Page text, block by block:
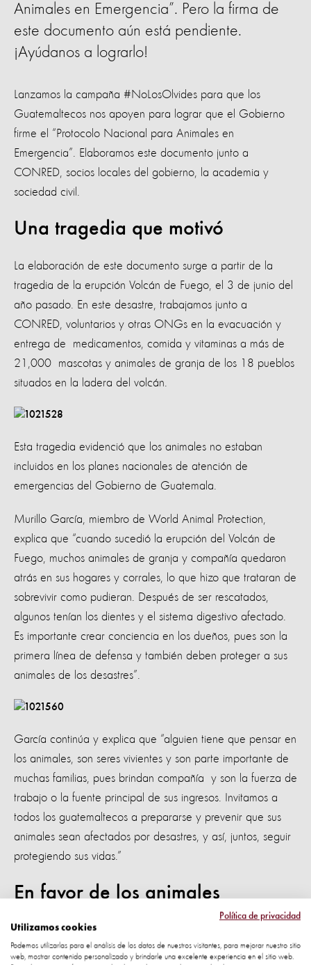
Animales en Emergencia”. Pero la firma de
este documento aún está pendiente.
¡Ayúdanos a lograrlo!
Lanzamos la campaña #NoLosOlvides para que los
Guatemaltecos nos apoyen para lograr que el Gobierno
firme el “Protocolo Nacional para Animales en
Emergencia”. Elaboramos este documento junto a
CONRED, socios locales del gobierno, la academia y
sociedad civil.
Una tragedia que motivó
La elaboración de este documento surge a partir de la
tragedia de la erupción Volcán de Fuego, el 3 de junio del
año pasado. En este desastre, trabajamos junto a
CONRED, voluntarios y otras ONGs en la evacuación y
entrega de medicamentos, comida y vitaminas a más de
21,000 mascotas y animales de granja de los 18 pueblos
situados en la ladera del volcán.
Esta tragedia evidenció que los animales no estaban
incluidos en los planes nacionales de atención de
emergencias del Gobierno de Guatemala.
Murillo García, miembro de World Animal Protection,
explica que “cuando sucedió la erupción del Volcán de
Fuego, muchos animales de granja y compañía quedaron
atrás en sus hogares y corrales, lo que hizo que trataran de
sobrevivir como pudieran. Después de ser rescatados,
algunos tenían los dientes y el sistema digestivo afectado.
Es importante crear conciencia en los dueños, pues son la
primera línea de defensa y también deben proteger a sus
animales de los desastres”.
García continúa y explica que “alguien tiene que pensar en
los animales, son seres vivientes y son parte importante de
muchas familias, pues brindan compañía y son la fuerza de
trabajo o la fuente principal de sus ingresos. Invitamos a
todos los guatemaltecos a prepararse y prevenir que sus
animales sean afectados por desastres, y así, juntos, seguir
protegiendo sus vidas.”
En favor de los animales
La propuesta de protocolo que elaboramos establece
acciones en favor de los animales en situaciones de
Política de privacidad
Utilizamos cookies
Podemos utilizarlas para el análisis de los datos de nuestros visitantes, para mejorar nuestro sitio
web, mostrar contenido personalizado y brindarle una excelente experiencia en el sitio web.